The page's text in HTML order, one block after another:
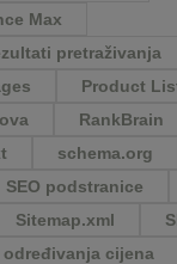
Max
pretraživanja
Product
RankBrain
schema.org
SEO podstranice
Sitemap.xml
određivanja cijena